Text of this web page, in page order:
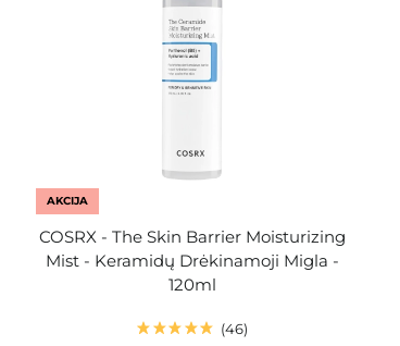
AKCIJA
COSRX - The Skin Barrier Moisturizing
Mist - Keramidų Drėkinamoji Migla -
120ml
46